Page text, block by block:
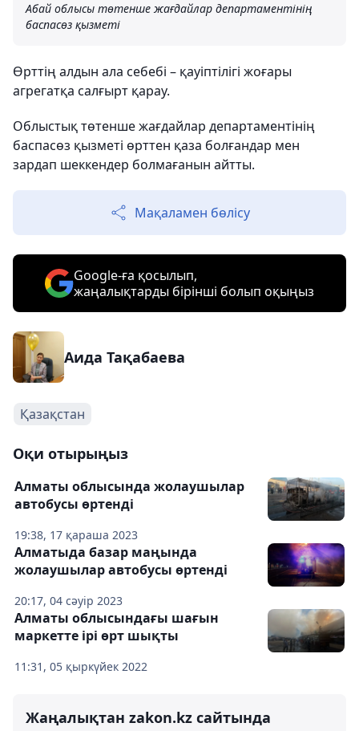
Абай облысы төтенше жағдайлар департаментінің
баспасөз қызметі
Өрттің алдын ала себебі – қауіптілігі жоғары
агрегатқа салғырт қарау.
Облыстық төтенше жағдайлар департаментінің
баспасөз қызметі өрттен қаза болғандар мен
зардап шеккендер болмағанын айтты.
Мақаламен бөлісу
Google-ға қосылып,
жаңалықтарды бірінші болып оқыңыз
Аида Тақабаева
Қазақстан
Оқи отырыңыз
19:38, 17 қараша 2023
Алматы облысында жолаушылар
автобусы өртенді
20:17, 04 сәуір 2023
Алматыда базар маңында
жолаушылар автобусы өртенді
11:31, 05 қыркүйек 2022
Алматы облысындағы шағын
маркетте ірі өрт шықты
Жаңалықтан zakon.kz сайтында